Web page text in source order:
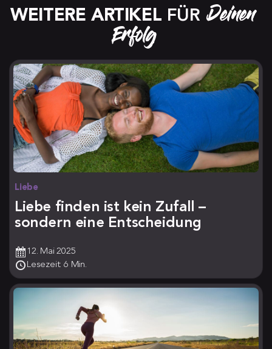
WEITERE ARTIKEL FÜR Deinen
Erfolg
Liebe
Liebe finden ist kein Zufall –
sondern eine Entscheidung
12. Mai 2025
Lesezeit: 6 Min.